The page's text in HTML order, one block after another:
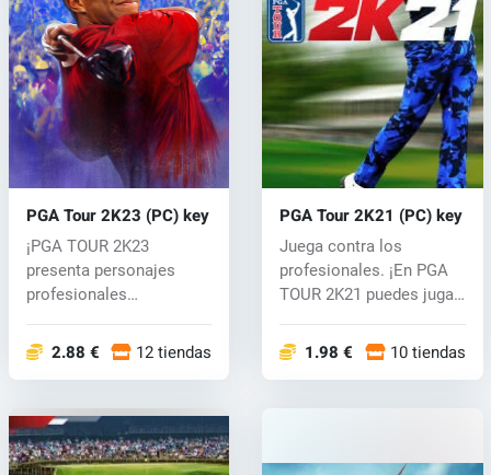
PGA Tour 2K23 (PC) key
¡PGA TOUR 2K23
presenta personajes
profesionales
jug...2.88 € 12 tiendas
PGA Tour 2K21 (PC) key
Juega contra los
profesionales. ¡En PGA
TOUR 2K21 puedes jugar
1.98 € 10 tiendas